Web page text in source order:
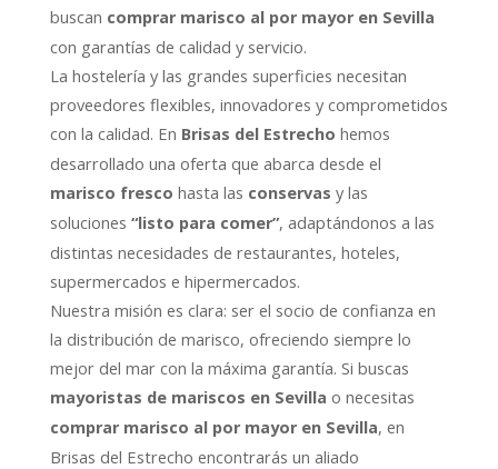
buscan comprar marisco al por mayor en Sevilla
con garantías de calidad y servicio.
La hostelería y las grandes superficies necesitan
proveedores flexibles, innovadores y comprometidos
con la calidad. En Brisas del Estrecho hemos
desarrollado una oferta que abarca desde el
marisco fresco hasta las conservas y las
soluciones “listo para comer”, adaptándonos a las
distintas necesidades de restaurantes, hoteles,
supermercados e hipermercados.
Nuestra misión es clara: ser el socio de confianza en
la distribución de marisco, ofreciendo siempre lo
mejor del mar con la máxima garantía. Si buscas
mayoristas de mariscos en Sevilla o necesitas
comprar marisco al por mayor en Sevilla, en
Brisas del Estrecho encontrarás un aliado